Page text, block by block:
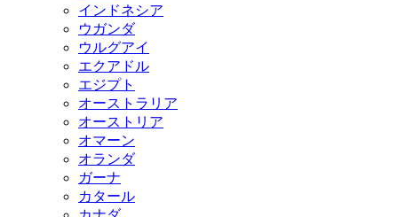
インドネシア
ウガンダ
ウルグアイ
エクアドル
エジプト
オーストラリア
オーストリア
オマーン
オランダ
ガーナ
カタール